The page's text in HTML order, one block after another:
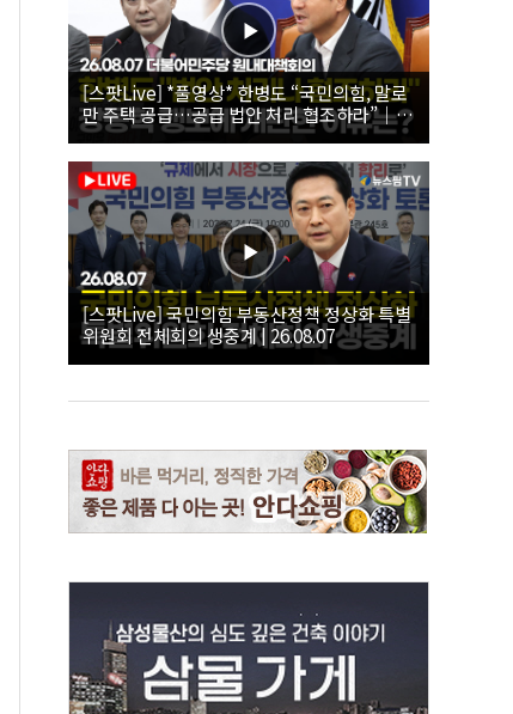
[스팟Live] *풀영상* 한병도 “국민의힘, 말로
만 주택 공급…공급 법안 처리 협조하라”｜
26.08.07 더불어민주당 원내대책회의
[스팟Live] 국민의힘 부동산정책 정상화 특별
위원회 전체회의 생중계 | 26.08.07